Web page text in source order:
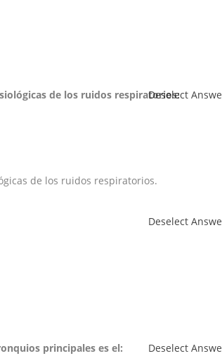
de los ruidos respiratorios:
Deselect
de los ruidos respiratorios.
Deselect
principales es el:
Deselect